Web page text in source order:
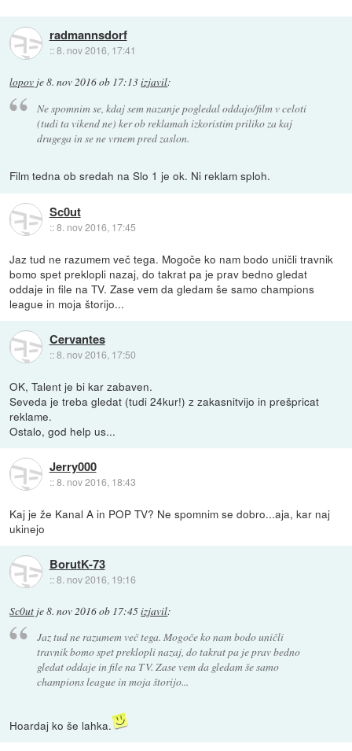
radmannsdorf
::8. nov 2016, 17:41
lopov je8. nov 2016 ob 17:13izjavil:
Ne spomnim se, kdaj sem nazanje pogledal oddajo/film v celoti
(tudi ta vikend ne) ker ob reklamah izkoristim priliko za kaj
drugega in se ne vrnem pred zaslon.
Film tedna ob sredah na Slo 1 je ok. Ni reklam sploh.
Sc0ut
::8. nov 2016, 17:45
Jaz tud ne razumem več tega. Mogoče ko nam bodo uničli travnik
bomo spet preklopli nazaj, do takrat pa je prav bedno gledat
oddaje in file na TV. Zase vem da gledam še samo champions
league in moja štorijo...
Cervantes
::8. nov 2016, 17:50
OK, Talent je bi kar zabaven.
Seveda je treba gledat (tudi 24kur!) z zakasnitvijo in prešpricat
reklame.
Ostalo, god help us...
Jerry000
::8. nov 2016, 18:43
Kaj je že Kanal A in POP TV? Ne spomnim se dobro...aja, kar naj
ukinejo
BorutK-73
::8. nov 2016, 19:16
Sc0ut je8. nov 2016 ob 17:45izjavil:
Jaz tud ne razumem več tega. Mogoče ko nam bodo uničli
travnik bomo spet preklopli nazaj, do takrat pa je prav bedno
gledat oddaje in file na TV. Zase vem da gledam še samo
champions league in moja štorijo...
Hoardaj ko še lahka.